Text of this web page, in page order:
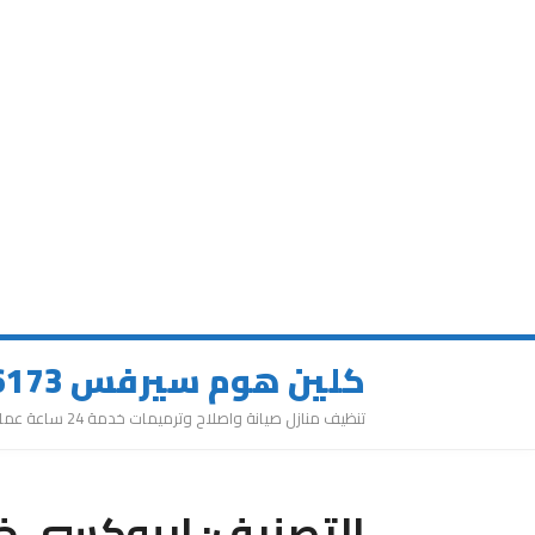
كلين هوم سيرفس 0543626173
تنظيف منازل صيانة واصلاح وترميمات خدمة 24 ساعة عمالة مميزة